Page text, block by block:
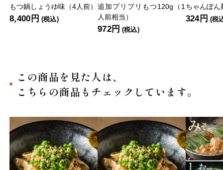
もつ鍋しょうゆ味（4人前）
8,400円 (税込)
追加プリプリもつ120g（1
人前相当）
972円 (税込)
ちゃんぽ
324円 (税
この商品を見た人は、
こちらの商品もチェックしています。